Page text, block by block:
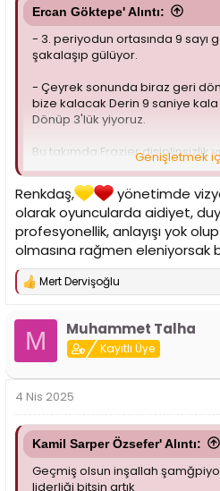
Ercan Göktepe' Alıntı:
- 3. periyodun ortasında 9 sayı
şakalaşıp gülüyor.
- Çeyrek sonunda biraz geri
bize kalacak Derin 9 saniye kala
Dönüp 3'lük yiyoruz.
Bu takımda Frazier disiplinsizlik
gönderiliyor. Aynen hocam
getirmişsin.
Genişletmek
Renkdaş,
yönetimde
olarak oyuncularda aidiyet,
profesyonellik, anlayışı yok
olmasına rağmen eleniyorsak
T
p
l
:
Mert Dervişoğlu
M Muhammet Talha
Kayıtlı Üye
4 Nis 2025
Kamil Sarper Özsefer' Alıntı:
Geçmiş olsun inşallah
liderliği bitsin artık